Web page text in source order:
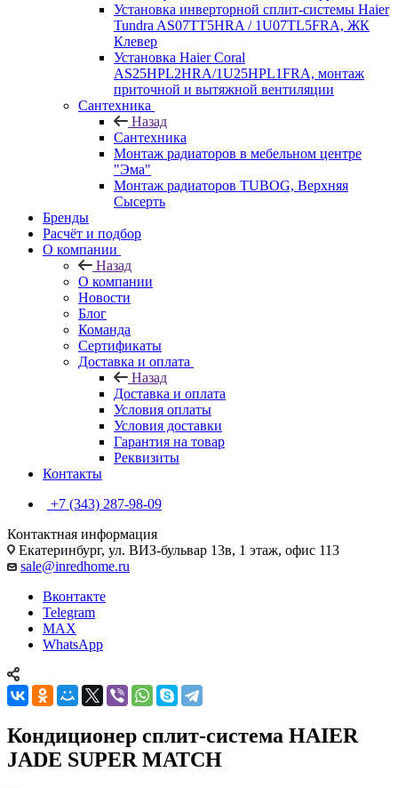
Установка инверторной сплит-системы Haier
Tundra AS07TT5HRA / 1U07TL5FRA, ЖК
Клевер
Установка Haier Coral
AS25HPL2HRA/1U25HPL1FRA, монтаж
приточной и вытяжной вентиляции
Сантехника
Назад
Сантехника
Монтаж радиаторов в мебельном центре
"Эма"
Монтаж радиаторов TUBOG, Верхняя
Сысерть
Бренды
Расчёт и подбор
О компании
Назад
О компании
Новости
Блог
Команда
Сертификаты
Доставка и оплата
Назад
Доставка и оплата
Условия оплаты
Условия доставки
Гарантия на товар
Реквизиты
Контакты
+7 (343) 287-98-09
Контактная информация
Екатеринбург, ул. ВИЗ-бульвар 13в, 1 этаж, офис 113
sale@inredhome.ru
Вконтакте
Telegram
MAX
WhatsApp
Кондиционер сплит-система HAIER
JADE SUPER MATCH